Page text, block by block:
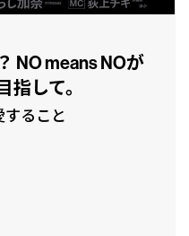
NO means NOが
して。
ること